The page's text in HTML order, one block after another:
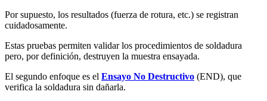
Por supuesto, los resultados (fuerza de rotura, etc.) se registran
cuidadosamente.
Estas pruebas permiten validar los procedimientos de soldadura
pero, por definición, destruyen la muestra ensayada.
El segundo enfoque es el Ensayo No Destructivo (END), que
verifica la soldadura sin dañarla.